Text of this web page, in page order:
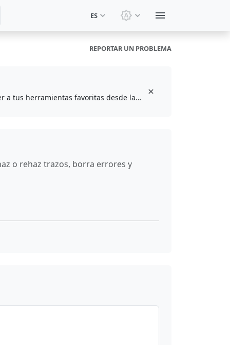
ES Cambiar tema: Tema del
REPORTAR UN PROBLEMA
Instala la extensión gratuita del navegador para guardar en marcadores y acceder a tus herramientas favoritas desde la barra de herramientas
o rehaz trazos, borra errores y